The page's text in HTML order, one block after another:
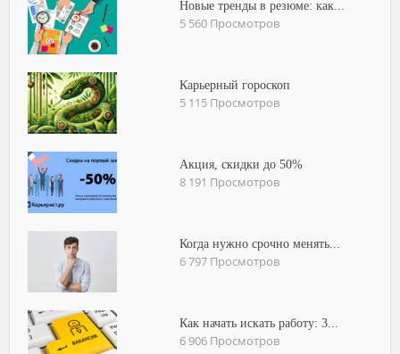
Новые тренды в резюме: как...
5 560 Просмотров
Карьерный гороскоп
5 115 Просмотров
Акция, скидки до 50%
8 191 Просмотров
Когда нужно срочно менять...
6 797 Просмотров
Как начать искать работу: 3...
6 906 Просмотров